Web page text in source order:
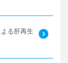
る肝再生